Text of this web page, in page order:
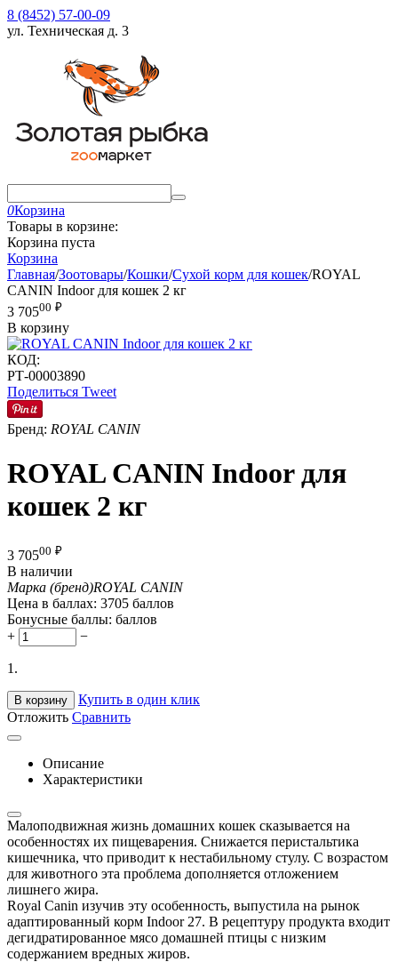
8 (8452) 57-00-09
ул. Техническая д. 3
0Корзина
Товары в корзине:
Корзина пуста
Корзина
Главная/Зоотовары/Кошки/Сухой корм для кошек/ROYAL
CANIN Indoor для кошек 2 кг
3 70500 ₽
В корзину
КОД:
РТ-00003890
Поделиться Tweet
Бренд: ROYAL CANIN
ROYAL CANIN Indoor для
кошек 2 кг
3 70500 ₽
В наличии
Марка (бренд)ROYAL CANIN
Цена в баллах: 3705 баллов
Бонусные баллы: баллов
+
−
1.
В корзину
Купить в один клик
Отложить Сравнить
Описание
Характеристики
Малоподвижная жизнь домашних кошек сказывается на
особенностях их пищеварения. Снижается перистальтика
кишечника, что приводит к нестабильному стулу. С возрастом
для животного эта проблема дополняется отложением
лишнего жира.
Royal Canin изучив эту особенность, выпустила на рынок
адаптированный корм Indoor 27. В рецептуру продукта входит
дегидратированное мясо домашней птицы с низким
содержанием вредных жиров.